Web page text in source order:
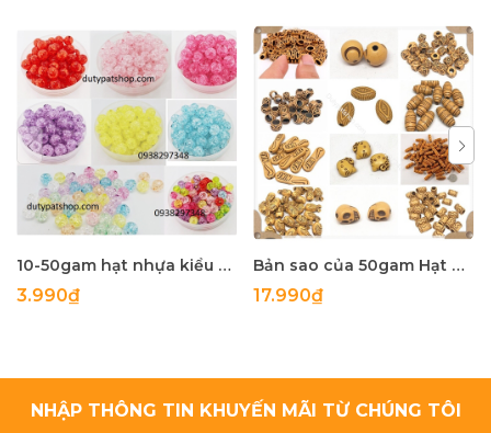
10-50gam hạt nhựa kiểu nứt 8mm, 10mm có lỗ xỏ làm vòng tay, vòng cổ , túi xách, làm handmade
3.990₫
Bản sao của 50gam Hạt nhựa giả gỗ đủ kiểu để làm vòng tay, vòng cổ các loại
17.990₫
NHẬP THÔNG TIN KHUYẾN MÃI TỪ CHÚNG TÔI